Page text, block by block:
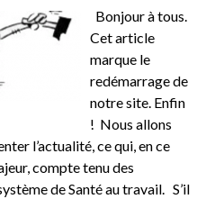
Bonjour à tous.
Cet article
marque le
redémarrage de
notre site. Enfin
! Nous allons
l’actualité, ce qui, en ce
compte tenu des
de Santé au travail. S’il